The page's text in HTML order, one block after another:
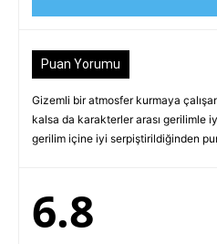
Puan Yorumu
Gizemli bir atmosfer kurmaya
kalsa da karakterler arası gerilimle
gerilim içine iyi serpiştirildiğinden
6.8